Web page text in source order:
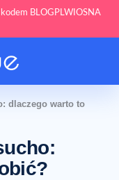
BLOGPLWIOSNA
dlaczego warto to